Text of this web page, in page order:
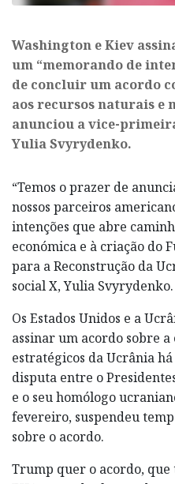
​Washington e Kiev
um “memorando de
de concluir um acordo
aos recursos naturais e
anunciou a vice-
Yulia Svyrydenko.
“Temos o prazer de
nossos parceiros
intenções que abre
económica e à criação do
para a Reconstrução da
social X, Yulia Svyrydenko.
Os Estados Unidos e a
assinar um acordo sobre
estratégicos da Ucrânia
disputa entre o
e o seu homólogo
fevereiro, suspendeu
sobre o acordo.
Trump quer o acordo,